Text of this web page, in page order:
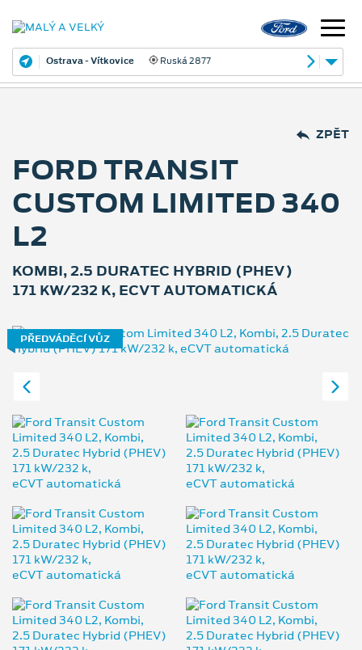
Ostrava - Vítkovice Ruská 2877
ZPĚT
FORD TRANSIT
CUSTOM LIMITED 340
L2
KOMBI, 2.5 DURATEC HYBRID (PHEV)
171 KW/232 K, ECVT AUTOMATICKÁ
PŘEDVÁDĚCÍ VŮZ